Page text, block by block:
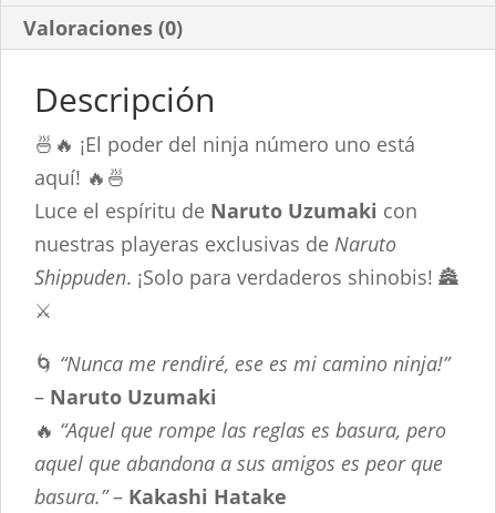
Valoraciones (0)
Descripción
🍜🔥 ¡El poder del ninja número uno está
aquí! 🔥🍜
Luce el espíritu de Naruto Uzumaki con
nuestras playeras exclusivas de Naruto
Shippuden. ¡Solo para verdaderos shinobis! 🏯
⚔️
🌀 “Nunca me rendiré, ese es mi camino ninja!”
– Naruto Uzumaki
🔥 “Aquel que rompe las reglas es basura, pero
aquel que abandona a sus amigos es peor que
basura.”– Kakashi Hatake